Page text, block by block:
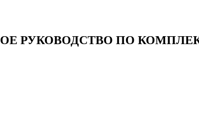
РУКОВОДСТВО ПО